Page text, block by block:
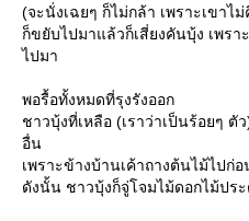
(จะนั่งเฉยๆ ก็ไม่กล้า เพราะเขาไ
ก็ขยับไปมาแล้วก็เสี่ยงคันบุ้ง เพร
ไปมา
พอรื้อทั้งหมดที่รุงรังออก
ชาวบุ้งที่เหลือ (เราว่าเป็นร้อยๆ
อื่น
เพราะข้างบ้านเค้าถางต้นไม้ไปก่
ดังนั้น ชาวบุ้งก็จู่โจมไม้ดอกไม้ประ